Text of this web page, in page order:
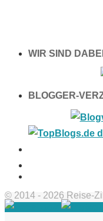
WIR SIND
BLOGGER-
© 2014 - 2026 Reise-